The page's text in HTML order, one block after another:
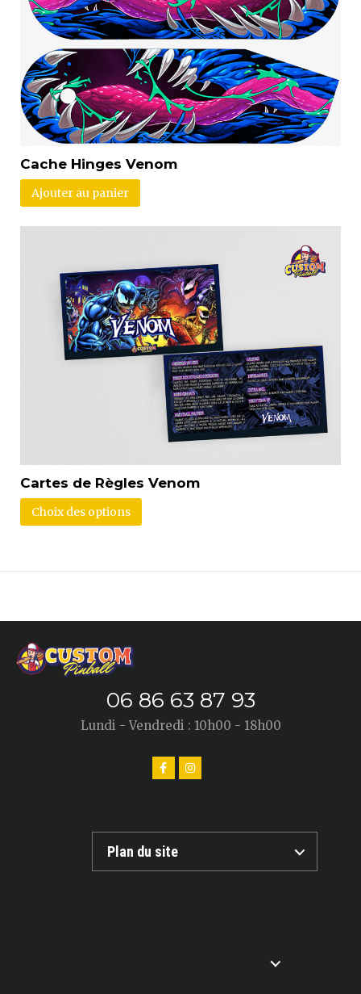
Cache Hinges Venom
Ajouter au panier
Cartes de Règles Venom
Choix des options
06 86 63 87 93
Lundi - Vendredi : 10h00 - 18h00
Plan du site